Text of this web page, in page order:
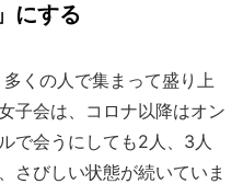
にする
くの人で集まって盛り上
子会は、コロナ以降はオン
で会うにしても2人、3人
さびしい状態が続いていま